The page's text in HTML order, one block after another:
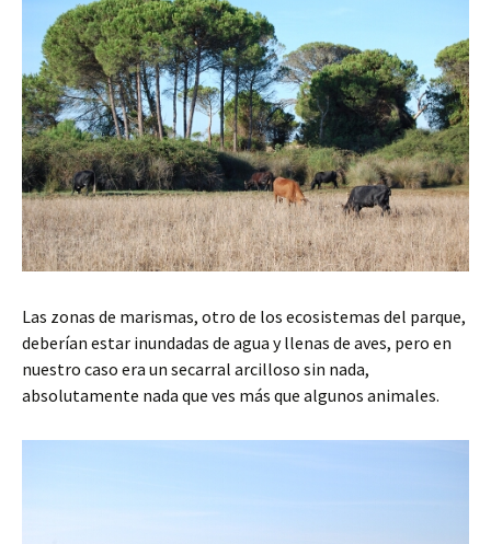
Las zonas de marismas, otro de los ecosistemas del parque,
deberían estar inundadas de agua y llenas de aves, pero en
nuestro caso era un secarral arcilloso sin nada,
absolutamente nada que ves más que algunos animales.